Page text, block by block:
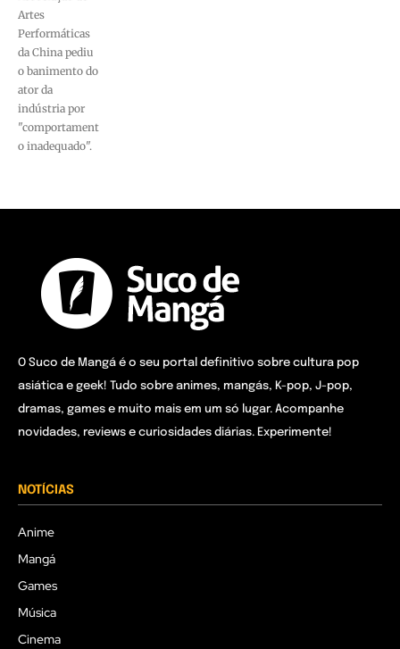
Artes
Performáticas
da China pediu
o banimento do
ator da
indústria por
"comportament
o inadequado".
O Suco de Mangá é o seu portal definitivo sobre cultura pop
asiática e geek! Tudo sobre animes, mangás, K-pop, J-pop,
dramas, games e muito mais em um só lugar. Acompanhe
novidades, reviews e curiosidades diárias. Experimente!
NOTÍCIAS
Anime
Mangá
Games
Música
Cinema